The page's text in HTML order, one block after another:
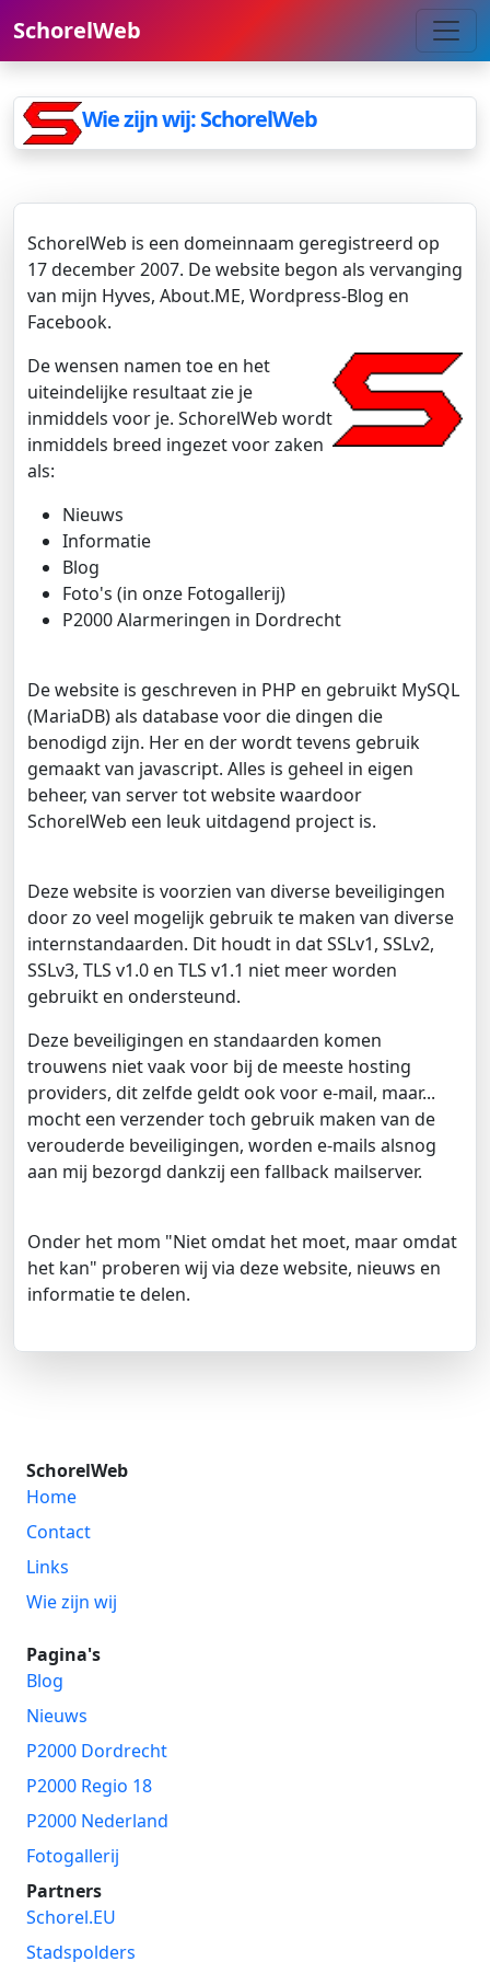
SchorelWeb
Wie zijn wij: SchorelWeb
SchorelWeb is een domeinnaam geregistreerd op
17 december 2007. De website begon als vervanging
van mijn Hyves, About.ME, Wordpress-Blog en
Facebook.
De wensen namen toe en het
uiteindelijke resultaat zie je
inmiddels voor je. SchorelWeb wordt
inmiddels breed ingezet voor zaken
als:
Nieuws
Informatie
Blog
Foto's (in onze Fotogallerij)
P2000 Alarmeringen in Dordrecht
De website is geschreven in PHP en gebruikt MySQL
(MariaDB) als database voor die dingen die
benodigd zijn. Her en der wordt tevens gebruik
gemaakt van javascript. Alles is geheel in eigen
beheer, van server tot website waardoor
SchorelWeb een leuk uitdagend project is.
Deze website is voorzien van diverse beveiligingen
door zo veel mogelijk gebruik te maken van diverse
internstandaarden. Dit houdt in dat SSLv1, SSLv2,
SSLv3, TLS v1.0 en TLS v1.1 niet meer worden
gebruikt en ondersteund.
Deze beveiligingen en standaarden komen
trouwens niet vaak voor bij de meeste hosting
providers, dit zelfde geldt ook voor e-mail, maar...
mocht een verzender toch gebruik maken van de
verouderde beveiligingen, worden e-mails alsnog
aan mij bezorgd dankzij een fallback mailserver.
Onder het mom "Niet omdat het moet, maar omdat
het kan" proberen wij via deze website, nieuws en
informatie te delen.
SchorelWeb
Home
Contact
Links
Wie zijn wij
Pagina's
Blog
Nieuws
P2000 Dordrecht
P2000 Regio 18
P2000 Nederland
Fotogallerij
Partners
Schorel.EU
Stadspolders